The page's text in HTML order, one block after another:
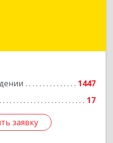
1447
17
заявку
г, Советская ул,
заявку